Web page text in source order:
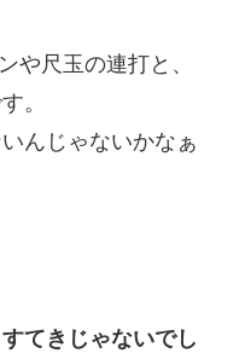
や尺玉の連打と、
。
んじゃないかなぁ
てきじゃないでし